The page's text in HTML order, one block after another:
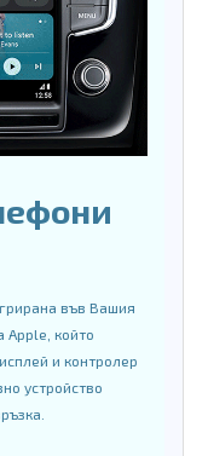
във Вашия
Apple, който
и контролер
устройство